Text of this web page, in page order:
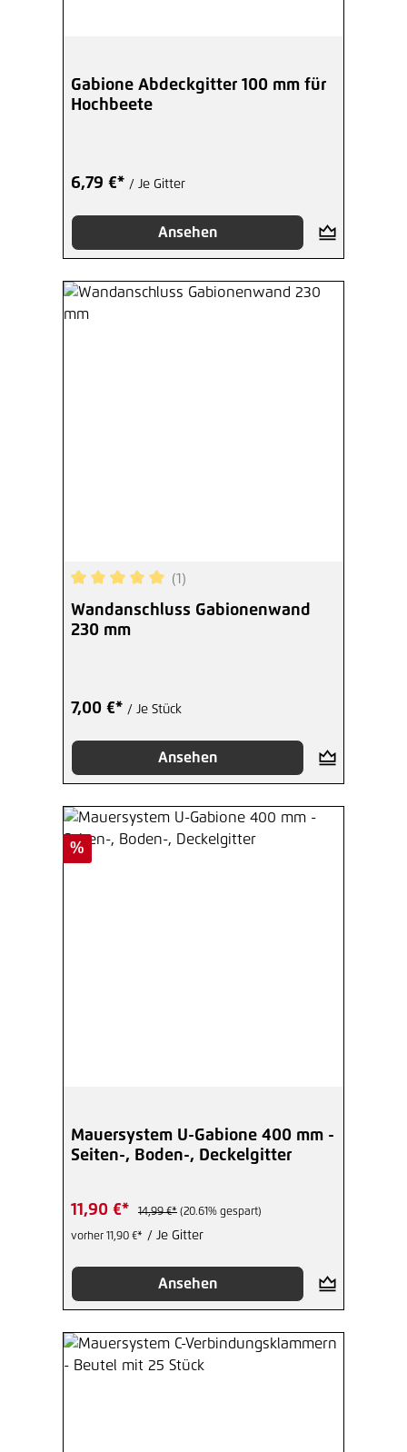
Gabione Abdeckgitter 100 mm für
Hochbeete
6,79 €* / Je Gitter
Ansehen
Durchschnittliche Bewertung von 5 von 5
(1)
Wandanschluss Gabionenwand
230 mm
7,00 €* / Je Stück
Ansehen
Rabatt
%
Mauersystem U-Gabione 400 mm -
Seiten-, Boden-, Deckelgitter
11,90 €* 14,99 €* (20.61% gespart)
vorher 11,90 €* / Je Gitter
Ansehen